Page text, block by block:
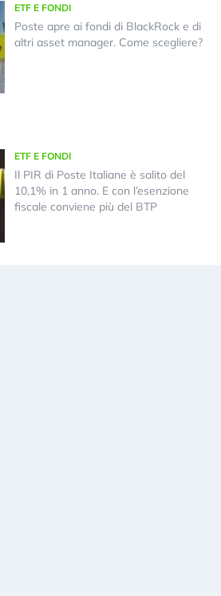
ETF E FONDI
Poste apre ai fondi di BlackRock e di
altri asset manager. Come scegliere?
ETF E FONDI
Il PIR di Poste Italiane è salito del
10,1% in 1 anno. E con l’esenzione
fiscale conviene più del BTP